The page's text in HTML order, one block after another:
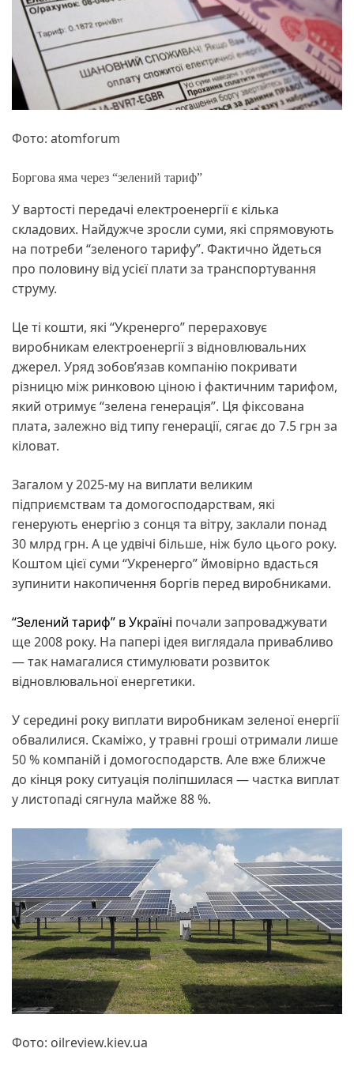
Фото: atomforum
Боргова яма через “зелений тариф”
У вартості передачі електроенергії є кілька
складових. Найдужче зросли суми, які спрямовують
на потреби “зеленого тарифу”. Фактично йдеться
про половину від усієї плати за транспортування
струму.
Це ті кошти, які “Укренерго” перераховує
виробникам електроенергії з відновлювальних
джерел. Уряд зобов’язав компанію покривати
різницю між ринковою ціною і фактичним тарифом,
який отримує “зелена генерація”. Ця фіксована
плата, залежно від типу генерації, сягає до 7.5 грн за
кіловат.
Загалом у 2025-му на виплати великим
підприємствам та домогосподарствам, які
генерують енергію з сонця та вітру, заклали понад
30 млрд грн. А це удвічі більше, ніж було цього року.
Коштом цієї суми “Укренерго” ймовірно вдасться
зупинити накопичення боргів перед виробниками.
“Зелений тариф” в Україні почали запроваджувати
ще 2008 року. На папері ідея виглядала привабливо
— так намагалися стимулювати розвиток
відновлювальної енергетики.
У середині року виплати виробникам зеленої енергії
обвалилися. Скаміжо, у травні гроші отримали лише
50 % компаній і домогосподарств. Але вже ближче
до кінця року ситуація поліпшилася — частка виплат
у листопаді сягнула майже 88 %.
Фото: oilreview.kiev.ua